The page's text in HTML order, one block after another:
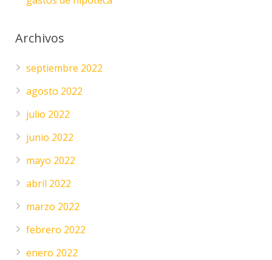
Archivos
septiembre 2022
agosto 2022
julio 2022
junio 2022
mayo 2022
abril 2022
marzo 2022
febrero 2022
enero 2022